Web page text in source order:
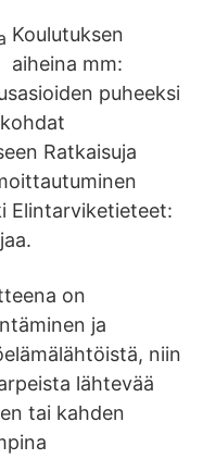
Koulutuksen
aiheina mm:
puheeksi
Ratkaisuja
Elintarviketieteet:
on
ja
niin
lähtevää
tai kahden